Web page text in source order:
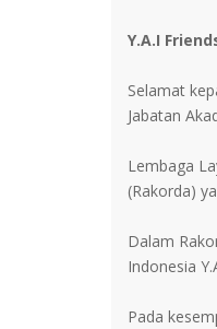
Y.A.I
Selamat
Jabatan
Lembaga
(Rakorda)
Dalam
Indonesia
Pada